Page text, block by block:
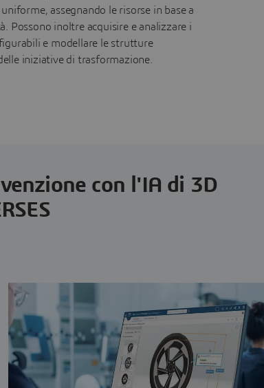
assegnando le risorse in base a
Possono inoltre acquisire e analizzare i
e modellare le strutture
iniziative di trasformazione.
con l'IA di 3D